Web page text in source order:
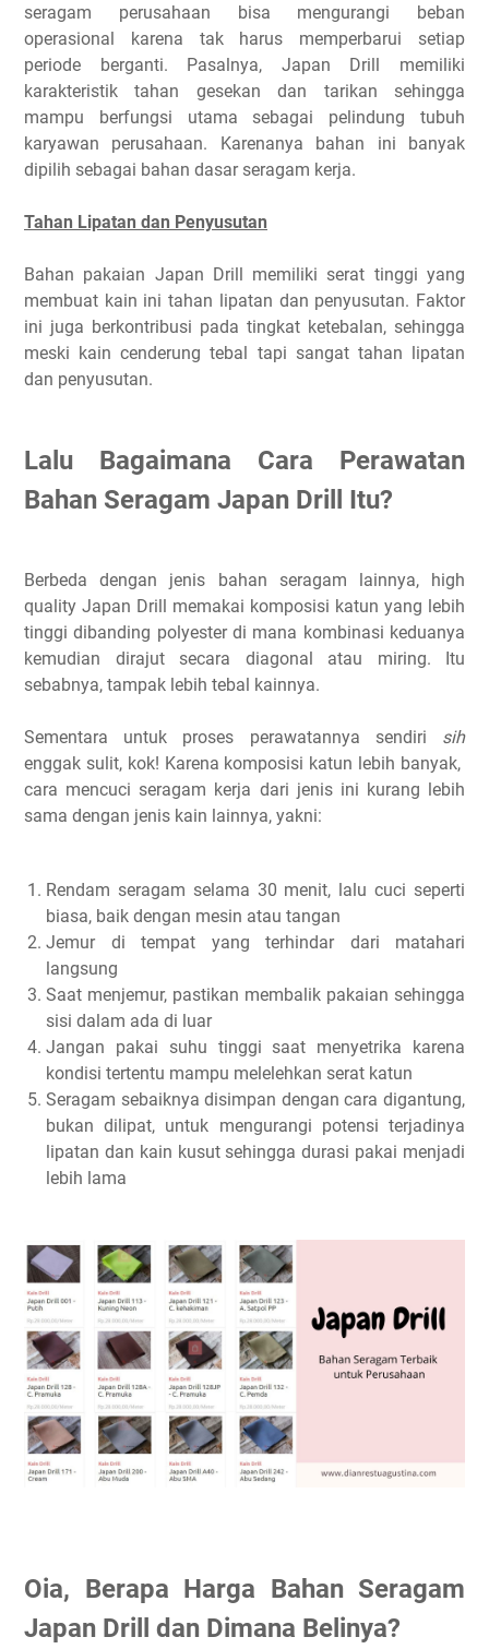
seragam perusahaan bisa mengurangi beban
operasional karena tak harus memperbarui setiap
periode berganti. Pasalnya, Japan Drill memiliki
karakteristik tahan gesekan dan tarikan sehingga
mampu berfungsi utama sebagai pelindung tubuh
karyawan perusahaan. Karenanya bahan ini banyak
dipilih sebagai bahan dasar seragam kerja.
Tahan Lipatan dan Penyusutan
Bahan pakaian Japan Drill memiliki serat tinggi yang
membuat kain ini tahan lipatan dan penyusutan. Faktor
ini juga berkontribusi pada tingkat ketebalan, sehingga
meski kain cenderung tebal tapi sangat tahan lipatan
dan penyusutan.
Lalu Bagaimana Cara Perawatan
Bahan Seragam Japan Drill Itu?
Berbeda dengan jenis bahan seragam lainnya, high
quality Japan Drill memakai komposisi katun yang lebih
tinggi dibanding polyester di mana kombinasi keduanya
kemudian dirajut secara diagonal atau miring. Itu
sebabnya, tampak lebih tebal kainnya.
Sementara untuk proses perawatannya sendiri sih
enggak sulit, kok! Karena komposisi katun lebih banyak,
cara mencuci seragam kerja dari jenis ini kurang lebih
sama dengan jenis kain lainnya, yakni:
Rendam seragam selama 30 menit, lalu cuci seperti
biasa, baik dengan mesin atau tangan
Jemur di tempat yang terhindar dari matahari
langsung
Saat menjemur, pastikan membalik pakaian sehingga
sisi dalam ada di luar
Jangan pakai suhu tinggi saat menyetrika karena
kondisi tertentu mampu melelehkan serat katun
Seragam sebaiknya disimpan dengan cara digantung,
bukan dilipat, untuk mengurangi potensi terjadinya
lipatan dan kain kusut sehingga durasi pakai menjadi
lebih lama
Oia, Berapa Harga Bahan Seragam
Japan Drill dan Dimana Belinya?